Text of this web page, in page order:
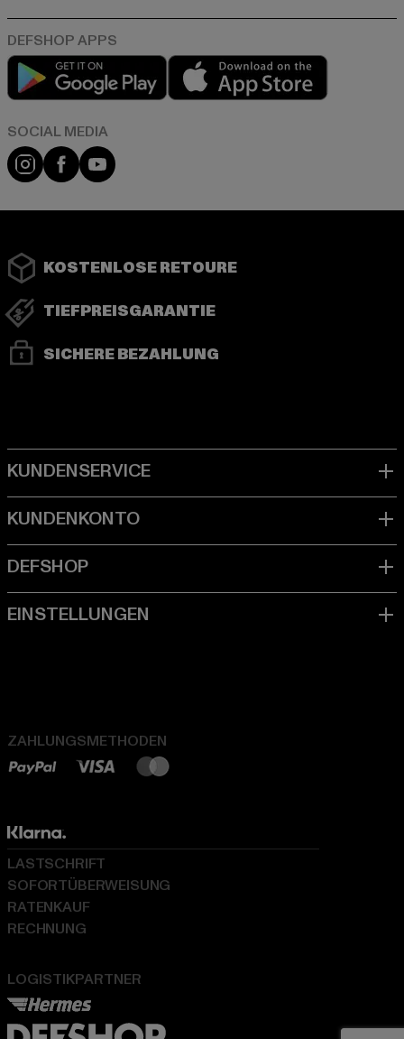
Play market
Instagram
FacebookYouTube
KOSTENLOSE RETOURE
TIEFPREISGARANTIE
SICHERE BEZAHLUNG
ZAHLUNGSMETHODEN
LOGISTIKPARTNER
LASTSCHRIFT
SOFORTÜBERWEISUNG
RATENKAUF
RECHNUNG